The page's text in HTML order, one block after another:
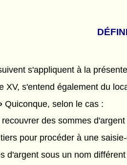
s'appliquent à la
XV, s'entend également du
Quiconque, selon le cas :
des sommes
pour procéder à une
d'argent sous un nom